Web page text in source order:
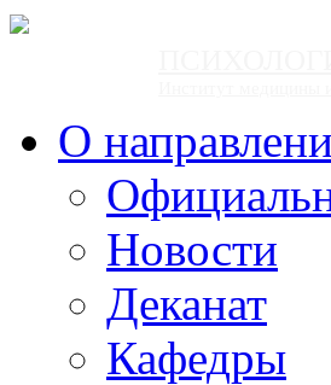
О
Новости
Деканат
Кафедры